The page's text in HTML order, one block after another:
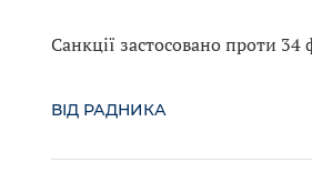
Санкції застосовано проти
ВІД РАДНИКА